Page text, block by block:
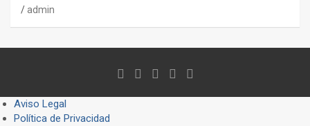
admin
Aviso Legal
Política de Privacidad